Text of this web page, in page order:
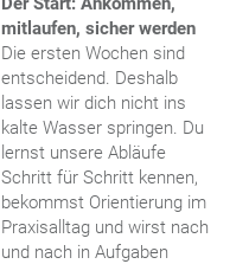
mitlaufen, sicher werden
Die ersten Wochen sind
entscheidend. Deshalb
lassen wir dich nicht ins
kalte Wasser springen. Du
lernst unsere Abläufe
Schritt für Schritt kennen,
bekommst Orientierung im
Praxisalltag und wirst nach
und nach in Aufgaben